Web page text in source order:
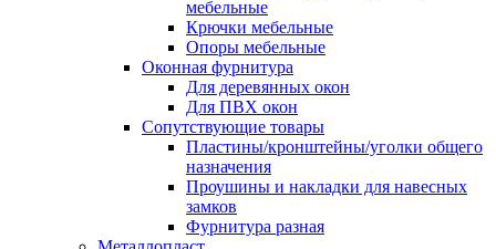
мебельные
Крючки мебельные
Опоры мебельные
Оконная фурнитура
Для деревянных окон
Для ПВХ окон
Сопутствующие товары
Пластины/кронштейны/уголки общего
назначения
Проушины и накладки для навесных
замков
Фурнитура разная